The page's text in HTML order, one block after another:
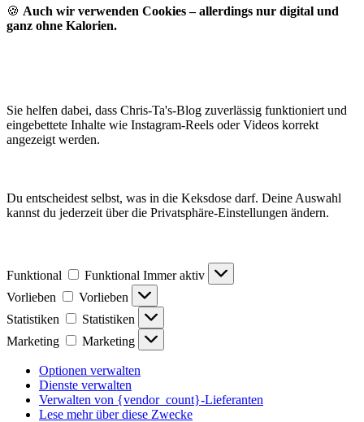
🍪 Auch wir verwenden Cookies – allerdings nur digital und
ganz ohne Kalorien.
Sie helfen dabei, dass Chris-Ta's-Blog zuverlässig funktioniert und
eingebettete Inhalte wie Instagram-Reels oder Videos korrekt
angezeigt werden.
Du entscheidest selbst, was in die Keksdose darf. Deine Auswahl
kannst du jederzeit über die Privatsphäre-Einstellungen ändern.
Funktional Funktional Immer aktiv
Vorlieben
Vorlieben
Statistiken
Statistiken
Marketing
Marketing
Optionen verwalten
Dienste verwalten
Verwalten von {vendor_count}-Lieferanten
Lese mehr über diese Zwecke